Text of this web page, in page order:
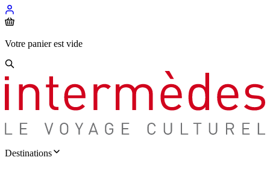
Votre panier est vide
Destinations